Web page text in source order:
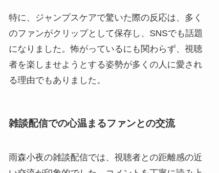
特に、ジャンプスケアで驚いた際の反応は、多く
のファンがクリップとして保存し、SNSでも話題
になりました。怖がっているにも関わらず、視聴
者を楽しませようとする姿勢が多くの人に愛され
る理由でもありました。
雑談配信での心温まるファンとの交流
雨森小夜の雑談配信では、視聴者との距離感の近